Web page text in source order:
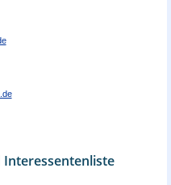
Interessentenliste